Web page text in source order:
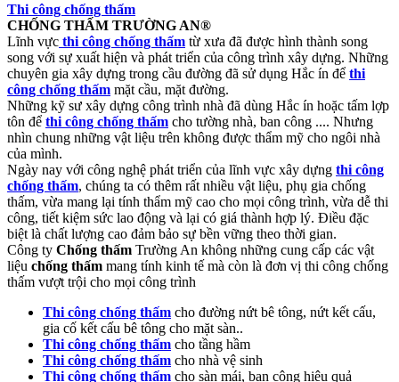
Thi công chống thấm
CHỐNG THẤM TRƯỜNG AN®
Lĩnh vực thi công chống thấm từ xưa đã được hình thành song
song với sự xuất hiện và phát triển của công trình xây dựng. Những
chuyên gia xây dựng trong cầu đường đã sử dụng Hắc ín để thi
công chống thấm mặt cầu, mặt đường.
Những kỹ sư xây dựng công trình nhà đã dùng Hắc ín hoặc tấm lợp
tôn để thi công chống thấm cho tường nhà, ban công .... Nhưng
nhìn chung những vật liệu trên không được thẩm mỹ cho ngôi nhà
của mình.
Ngày nay với công nghệ phát triển của lĩnh vực xây dựng thi công
chống thấm, chúng ta có thêm rất nhiều vật liệu, phụ gia chống
thấm, vừa mang lại tính thẩm mỹ cao cho mọi công trình, vừa dễ thi
công, tiết kiệm sức lao động và lại có giá thành hợp lý. Điều đặc
biệt là chất lượng cao đảm bảo sự bền vững theo thời gian.
Công ty Chống thấm Trường An không những cung cấp các vật
liệu chống thấm mang tính kinh tế mà còn là đơn vị thi công chống
thấm vượt trội cho mọi công trình
Thi công chống thấm cho đường nứt bê tông, nứt kết cấu,
gia cố kết cấu bê tông cho mặt sàn..
Thi công chống thấm cho tầng hầm
Thi công chống thấm cho nhà vệ sinh
Thi công chống thấm cho sàn mái, ban công hiệu quả